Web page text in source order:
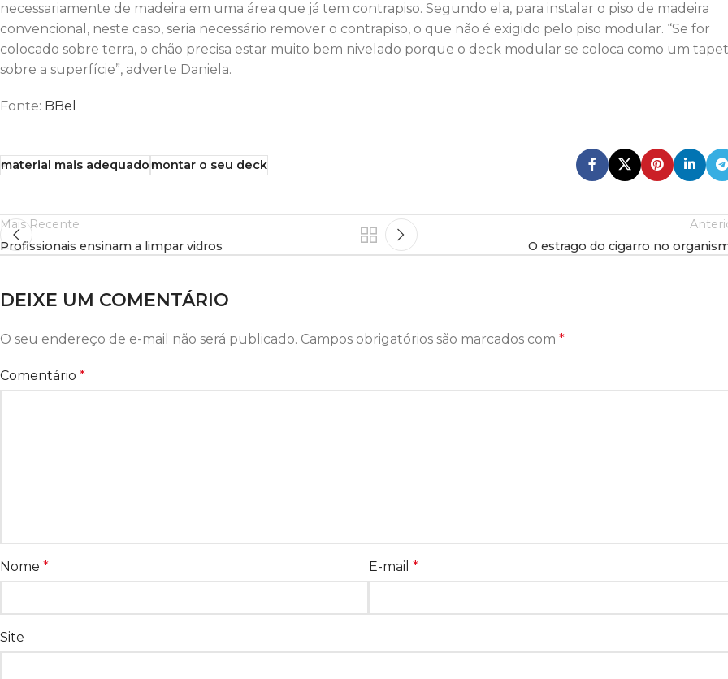
necessariamente de madeira em uma área que já tem contrapiso. Segundo ela, para instalar o piso de madeira
convencional, neste caso, seria necessário remover o contrapiso, o que não é exigido pelo piso modular. “Se for
colocado sobre terra, o chão precisa estar muito bem nivelado porque o deck modular se coloca como um
sobre a superfície”, adverte Daniela.
Fonte: BBel
material mais adequadomontar o seu deck
Mais Recente
Profissionais ensinam a limpar vidros
O estrago do cigarro no
DEIXE UM COMENTÁRIO
O seu endereço de e-mail não será publicado. Campos obrigatórios são marcados com *
Comentário *
Nome * E-mail*
Site